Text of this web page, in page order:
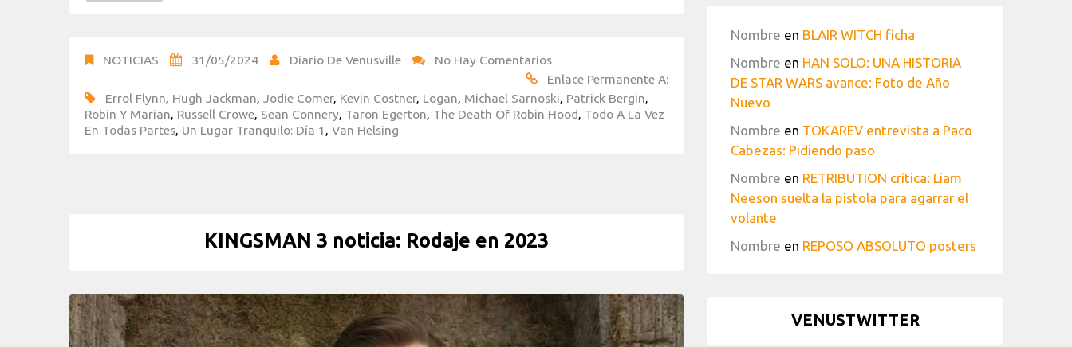
NOTICIAS 31/05/2024 Diario De Venusville
No Hay Comentarios
Enlace Permanente A:
Errol Flynn, Hugh Jackman, Jodie Comer, Kevin Costner, Logan, Michael Sarnoski, Patrick Bergin,
Robin Y Marian, Russell Crowe, Sean Connery, Taron Egerton, The Death Of Robin Hood, Todo A La Vez
En Todas Partes, Un Lugar Tranquilo: Día 1 , Van Helsing
KINGSMAN 3 noticia: Rodaje en 2023
Nombre en BLAIR WITCH ficha
Nombre en HAN SOLO: UNA HISTORIA
DE STAR WARS avance: Foto de Año
Nuevo
Nombre en TOKAREV entrevista a Paco
Cabezas: Pidiendo paso
Nombre en RETRIBUTION crítica: Liam
Neeson suelta la pistola para agarrar el
volante
Nombre en REPOSO ABSOLUTO posters
VENUSTWITTER